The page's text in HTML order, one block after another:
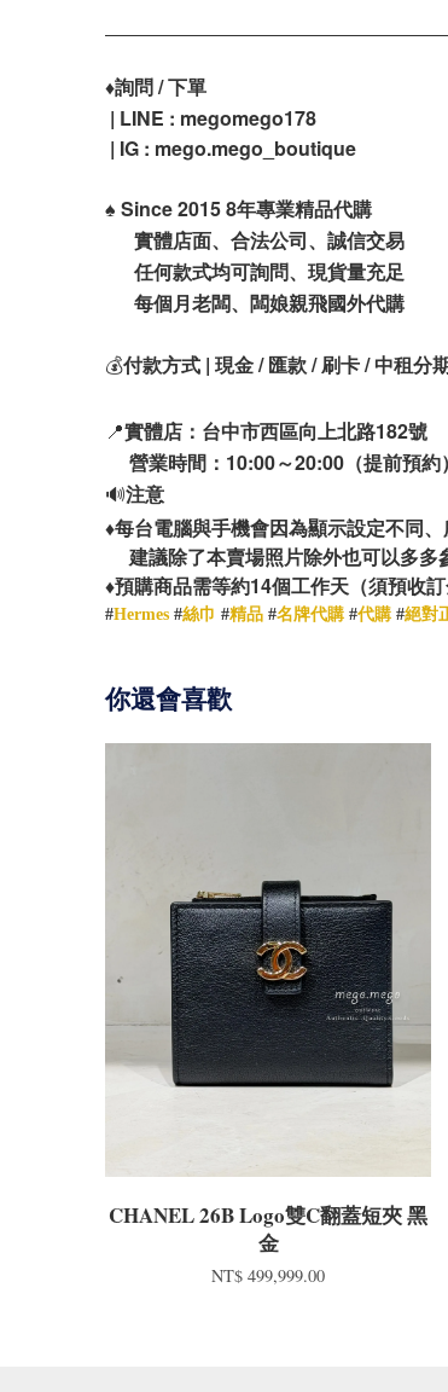
♦️詢問 / 下單
| LINE : megomego178
| IG : mego.mego_boutique
♠️ Since 2015 8年專業精品代購
實體店面、合法公司、誠信交易
任何款式均可詢問、現貨量充足
每個月老闆、闆娘親飛國外代購
💰付款方式 | 現金 / 匯款 / 刷卡 / 中租分
📍實體店：台中市西區向上北路182號
營業時間：10:00～20:00（提前預約）
🔊注意
♦️每台電腦與手機會因為顯示設定不同
建議除了本賣場照片除外也可以多多
♦️預購商品需等約14個工作天（須預收訂
#Hermes #絲巾 #精品 #名牌代購 #代購 #絕對
你還會喜歡
CHANEL 26B Logo雙C翻蓋短夾 黑
金
NT$ 499,999.00